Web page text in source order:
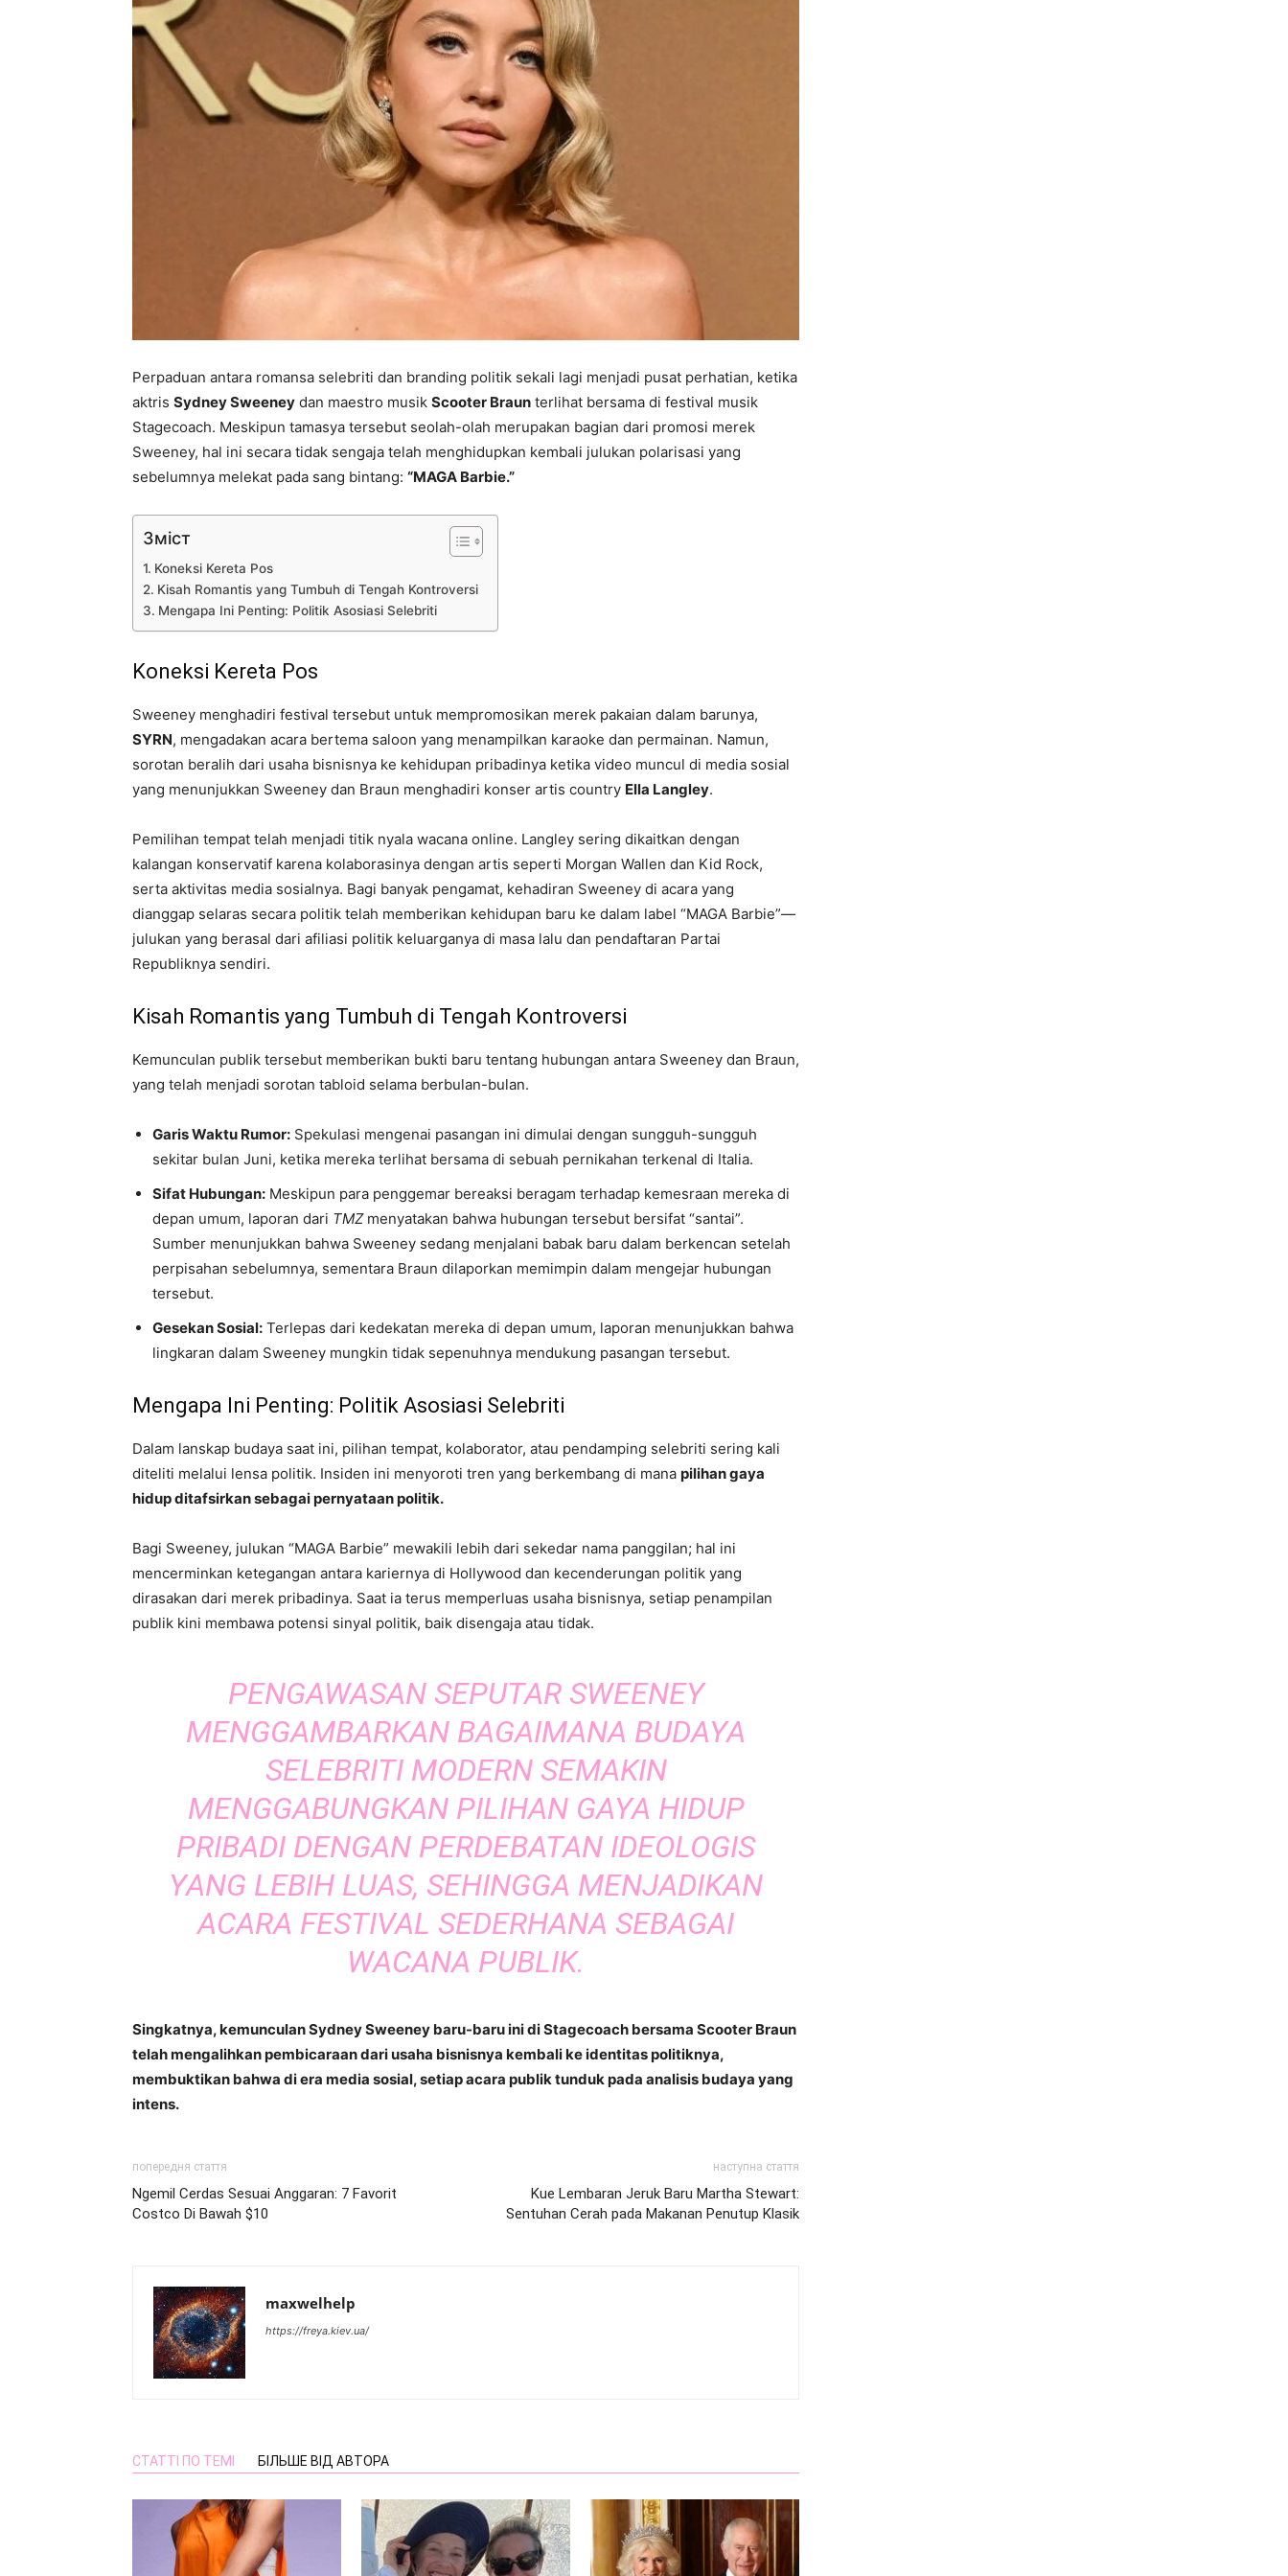
Perpaduan antara romansa selebriti dan branding politik sekali lagi menjadi pusat perhatian, ketika
aktris Sydney Sweeney dan maestro musik Scooter Braun terlihat bersama di festival musik
Stagecoach. Meskipun tamasya tersebut seolah-olah merupakan bagian dari promosi merek
Sweeney, hal ini secara tidak sengaja telah menghidupkan kembali julukan polarisasi yang
sebelumnya melekat pada sang bintang: “MAGA Barbie.”
Зміст
Koneksi Kereta Pos
Kisah Romantis yang Tumbuh di Tengah Kontroversi
Mengapa Ini Penting: Politik Asosiasi Selebriti
Koneksi Kereta Pos
Sweeney menghadiri festival tersebut untuk mempromosikan merek pakaian dalam barunya,
SYRN, mengadakan acara bertema saloon yang menampilkan karaoke dan permainan. Namun,
sorotan beralih dari usaha bisnisnya ke kehidupan pribadinya ketika video muncul di media sosial
yang menunjukkan Sweeney dan Braun menghadiri konser artis country Ella Langley.
Pemilihan tempat telah menjadi titik nyala wacana online. Langley sering dikaitkan dengan
kalangan konservatif karena kolaborasinya dengan artis seperti Morgan Wallen dan Kid Rock,
serta aktivitas media sosialnya. Bagi banyak pengamat, kehadiran Sweeney di acara yang
dianggap selaras secara politik telah memberikan kehidupan baru ke dalam label “MAGA Barbie”—
julukan yang berasal dari afiliasi politik keluarganya di masa lalu dan pendaftaran Partai
Republiknya sendiri.
Kisah Romantis yang Tumbuh di Tengah Kontroversi
Kemunculan publik tersebut memberikan bukti baru tentang hubungan antara Sweeney dan Braun,
yang telah menjadi sorotan tabloid selama berbulan-bulan.
Garis Waktu Rumor: Spekulasi mengenai pasangan ini dimulai dengan sungguh-sungguh
sekitar bulan Juni, ketika mereka terlihat bersama di sebuah pernikahan terkenal di Italia.
Sifat Hubungan: Meskipun para penggemar bereaksi beragam terhadap kemesraan mereka di
depan umum, laporan dari TMZmenyatakan bahwa hubungan tersebut bersifat “santai”.
Sumber menunjukkan bahwa Sweeney sedang menjalani babak baru dalam berkencan setelah
perpisahan sebelumnya, sementara Braun dilaporkan memimpin dalam mengejar hubungan
tersebut.
Gesekan Sosial: Terlepas dari kedekatan mereka di depan umum, laporan menunjukkan bahwa
lingkaran dalam Sweeney mungkin tidak sepenuhnya mendukung pasangan tersebut.
Mengapa Ini Penting: Politik Asosiasi Selebriti
Dalam lanskap budaya saat ini, pilihan tempat, kolaborator, atau pendamping selebriti sering kali
diteliti melalui lensa politik. Insiden ini menyoroti tren yang berkembang di mana pilihan gaya
hidup ditafsirkan sebagai pernyataan politik.
Bagi Sweeney, julukan “MAGA Barbie” mewakili lebih dari sekedar nama panggilan; hal ini
mencerminkan ketegangan antara kariernya di Hollywood dan kecenderungan politik yang
dirasakan dari merek pribadinya. Saat ia terus memperluas usaha bisnisnya, setiap penampilan
publik kini membawa potensi sinyal politik, baik disengaja atau tidak.
PENGAWASAN SEPUTAR SWEENEY
MENGGAMBARKAN BAGAIMANA BUDAYA
SELEBRITI MODERN SEMAKIN
MENGGABUNGKAN PILIHAN GAYA HIDUP
PRIBADI DENGAN PERDEBATAN IDEOLOGIS
YANG LEBIH LUAS, SEHINGGA MENJADIKAN
ACARA FESTIVAL SEDERHANA SEBAGAI
WACANA PUBLIK.
Singkatnya, kemunculan Sydney Sweeney baru-baru ini di Stagecoach bersama Scooter Braun
telah mengalihkan pembicaraan dari usaha bisnisnya kembali ke identitas politiknya,
membuktikan bahwa di era media sosial, setiap acara publik tunduk pada analisis budaya yang
intens.
попередня стаття
Ngemil Cerdas Sesuai Anggaran: 7 Favorit
Costco Di Bawah $10
наступна стаття
Kue Lembaran Jeruk Baru Martha Stewart:
Sentuhan Cerah pada Makanan Penutup Klasik
maxwelhelp
https://freya.kiev.ua/
СТАТТІ ПО ТЕМІ БІЛЬШЕ ВІД АВТОРА